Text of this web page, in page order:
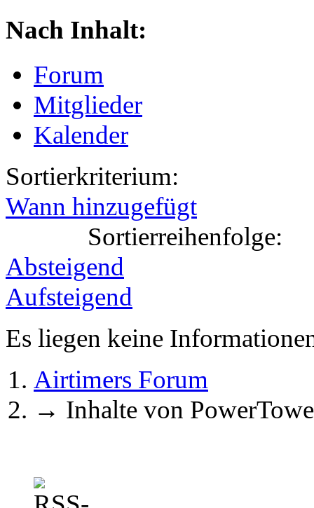
Nach Inhalt:
Forum
Mitglieder
Kalender
Sortierkriterium:
Wann hinzugefügt
Sortierreihenfolge:
Absteigend
Aufsteigend
Es liegen keine
Airtimers Forum
→ Inhalte von